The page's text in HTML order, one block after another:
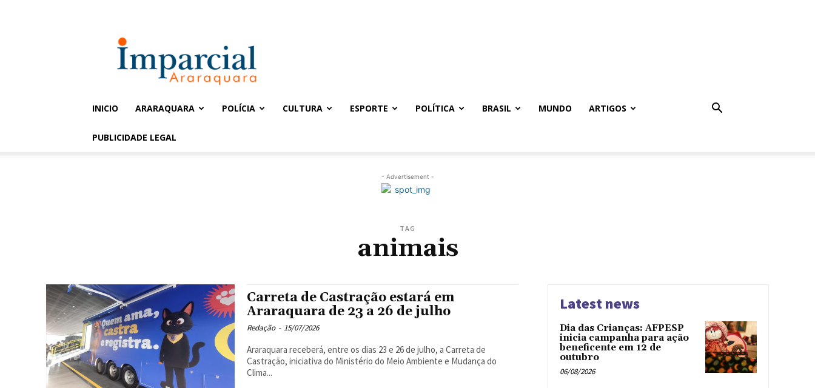
Imparcial
INICIO ARARAQUARA POLÍCIA CULTURA ESPORTE POLÍTICA BRASIL MUNDO ARTIGOS
PUBLICIDADE LEGAL
- Advertisement -
TAG
animais
Carreta de Castração estará em
Araraquara de 23 a 26 de julho
Redação - 15/07/2026
Araraquara receberá, entre os dias 23 e 26 de julho, a Carreta de
Castração, iniciativa do Ministério do Meio Ambiente e Mudança do
Clima...
Latest news
Dia das Crianças: AFPESP
inicia campanha para ação
beneficente em 12 de
outubro
06/08/2026